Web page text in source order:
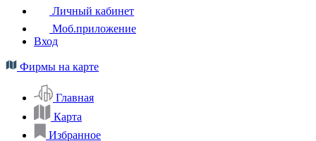
Личный кабинет
Моб.приложение
Вход
Фирмы на карте
Главная
Карта
Избранное